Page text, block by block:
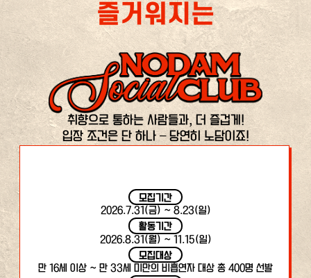
즐거워지는
취향으로 통하는 사람들과, 더 즐겁게!
입장 조건은 단 하나 – 당연히 노담이죠!
모집기간
2026.7.31(금) ~ 8.23(일)
활동기간
2026.8.31(월) ~ 11.15(일)
모집대상
만 16세 이상 ~ 만 33세 미만의 비흡연자 대상 총 400명 선발